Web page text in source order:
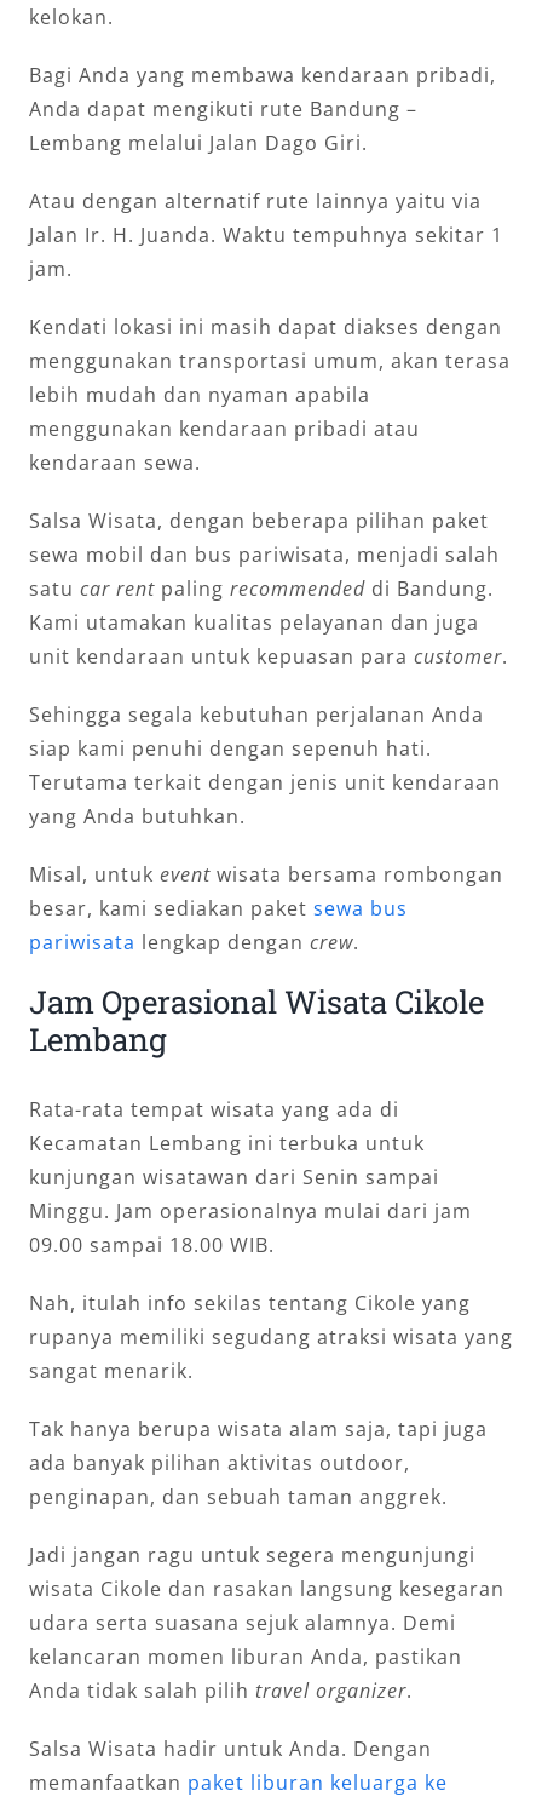
kelokan.
Bagi Anda yang membawa kendaraan pribadi,
Anda dapat mengikuti rute Bandung –
Lembang melalui Jalan Dago Giri.
Atau dengan alternatif rute lainnya yaitu via
Jalan Ir. H. Juanda. Waktu tempuhnya sekitar 1
jam.
Kendati lokasi ini masih dapat diakses dengan
menggunakan transportasi umum, akan terasa
lebih mudah dan nyaman apabila
menggunakan kendaraan pribadi atau
kendaraan sewa.
Salsa Wisata, dengan beberapa pilihan paket
sewa mobil dan bus pariwisata, menjadi salah
satu car rent paling recommended di Bandung.
Kami utamakan kualitas pelayanan dan juga
unit kendaraan untuk kepuasan para customer.
Sehingga segala kebutuhan perjalanan Anda
siap kami penuhi dengan sepenuh hati.
Terutama terkait dengan jenis unit kendaraan
yang Anda butuhkan.
Misal, untuk event wisata bersama rombongan
besar, kami sediakan paket sewa bus
pariwisata lengkap dengan crew.
Jam Operasional Wisata Cikole
Lembang
Rata-rata tempat wisata yang ada di
Kecamatan Lembang ini terbuka untuk
kunjungan wisatawan dari Senin sampai
Minggu. Jam operasionalnya mulai dari jam
09.00 sampai 18.00 WIB.
Nah, itulah info sekilas tentang Cikole yang
rupanya memiliki segudang atraksi wisata yang
sangat menarik.
Tak hanya berupa wisata alam saja, tapi juga
ada banyak pilihan aktivitas outdoor,
penginapan, dan sebuah taman anggrek.
Jadi jangan ragu untuk segera mengunjungi
wisata Cikole dan rasakan langsung kesegaran
udara serta suasana sejuk alamnya. Demi
kelancaran momen liburan Anda, pastikan
Anda tidak salah pilih travel organizer.
Salsa Wisata hadir untuk Anda. Dengan
memanfaatkan paket liburan keluarga ke